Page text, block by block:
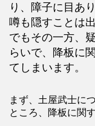
り、障子に目あ
噂も隠すことは
でもその一方、
らいで、降板に
てしまいます。
まず、土屋武士に
ところ、降板に関